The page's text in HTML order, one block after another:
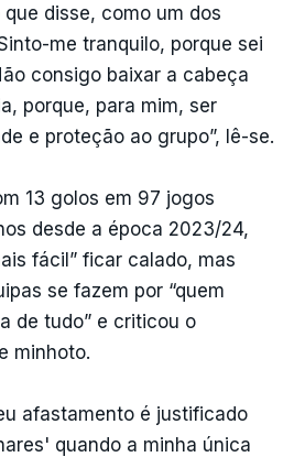
disse, como um dos
me tranquilo, porque sei
consigo baixar a cabeça
porque, para mim, ser
e proteção ao grupo”, lê-se.
13 golos em 97 jogos
desde a época 2023/24,
fácil” ficar calado, mas
se fazem por “quem
de tudo” e criticou o
minhoto.
afastamento é justificado
quando a minha única